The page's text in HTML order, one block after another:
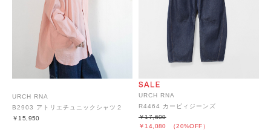
URCH RNA
B2903 アトリエチュニックシャツ２
￥15,950
URCH RNA
R4464 カービィジーンズ
￥14,080 （20%OFF）
￥17,600